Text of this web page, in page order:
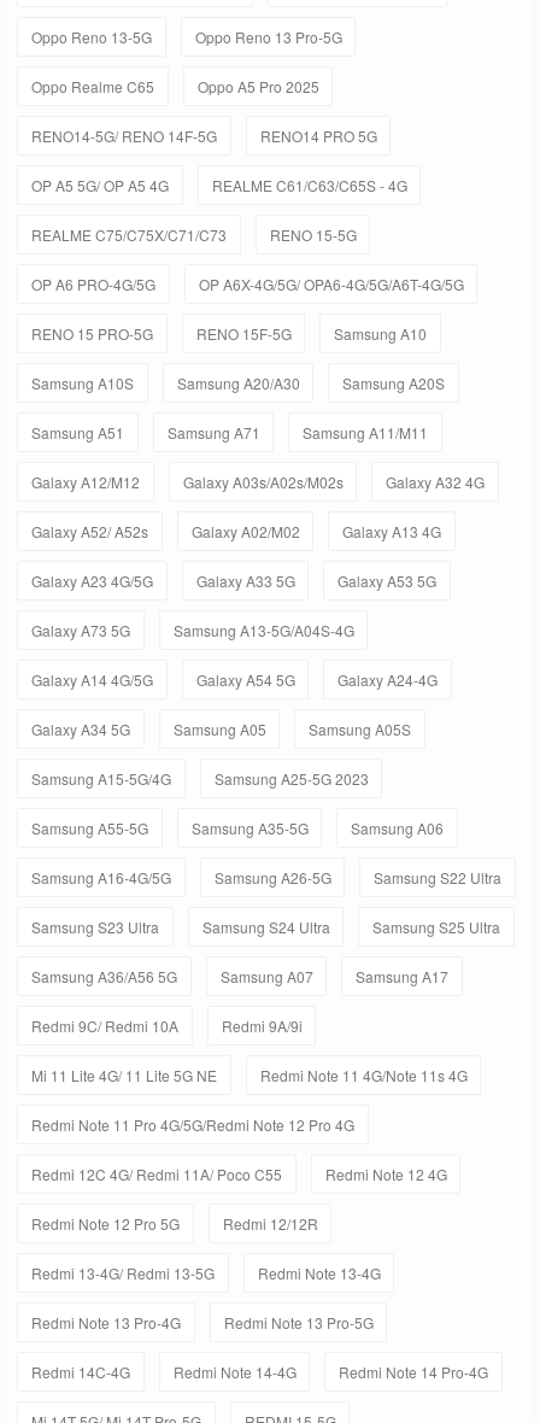
Oppo Reno 13-5G Oppo Reno 13 Pro-5G
Oppo Realme C65 Oppo A5 Pro 2025
RENO14-5G/ RENO 14F-5G RENO14 PRO 5G
OP A5 5G/ OP A5 4G REALME C61/C63/C65S - 4G
REALME C75/C75X/C71/C73 RENO 15-5G
OP A6 PRO-4G/5G OP A6X-4G/5G/ OPA6-4G/5G/A6T-4G/5G
RENO 15 PRO-5G RENO 15F-5G Samsung A10
Samsung A10S Samsung A20/A30 Samsung A20S
Samsung A51 Samsung A71 Samsung A11/M11
Galaxy A12/M12 Galaxy A03s/A02s/M02s Galaxy A32 4G
Galaxy A52/ A52s Galaxy A02/M02 Galaxy A13 4G
Galaxy A23 4G/5G Galaxy A33 5G Galaxy A53 5G
Galaxy A73 5G Samsung A13-5G/A04S-4G
Galaxy A14 4G/5G Galaxy A54 5G Galaxy A24-4G
Galaxy A34 5G Samsung A05 Samsung A05S
Samsung A15-5G/4G Samsung A25-5G 2023
Samsung A55-5G Samsung A35-5G Samsung A06
Samsung A16-4G/5G Samsung A26-5G Samsung S22 Ultra
Samsung S23 Ultra Samsung S24 Ultra Samsung S25 Ultra
Samsung A36/A56 5G Samsung A07 Samsung A17
Redmi 9C/ Redmi 10A Redmi 9A/9i
Mi 11 Lite 4G/ 11 Lite 5G NE Redmi Note 11 4G/Note 11s 4G
Redmi Note 11 Pro 4G/5G/Redmi Note 12 Pro 4G
Redmi 12C 4G/ Redmi 11A/ Poco C55 Redmi Note 12 4G
Redmi Note 12 Pro 5G Redmi 12/12R
Redmi 13-4G/ Redmi 13-5G Redmi Note 13-4G
Redmi Note 13 Pro-4G Redmi Note 13 Pro-5G
Redmi 14C-4G Redmi Note 14-4G Redmi Note 14 Pro-4G